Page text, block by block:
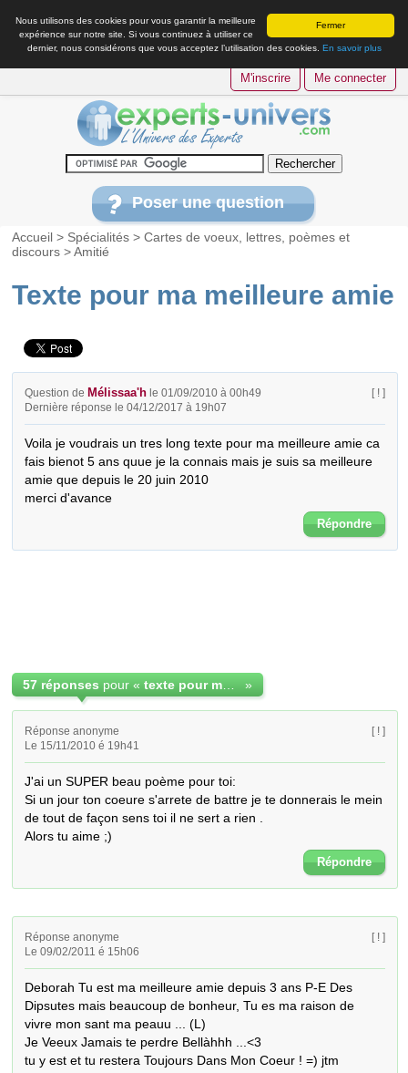
Fermer
Nous utilisons des cookies pour vous garantir la meilleure
expérience sur notre site. Si vous continuez à utiliser ce
dernier, nous considérons que vous acceptez l’utilisation des cookies. En savoir plus
M'inscrire Me connecter
Poser une question
Accueil > Spécialités >Cartes de voeux, lettres, poèmes et
discours >Amitié
Texte pour ma meilleure amie
Question de Mélissaa'h le 01/09/2010 à 00h49
Dernière réponse le 04/12/2017 à 19h07
[ ! ]
Voila je voudrais un tres long texte pour ma meilleure amie ca
fais bienot 5 ans quue je la connais mais je suis sa meilleure
amie que depuis le 20 juin 2010
merci d'avance
Répondre
57 réponses pour « »
Réponse anonyme
Le 15/11/2010 é 19h41
[ ! ]
J'ai un SUPER beau poème pour toi:
Si un jour ton coeure s'arrete de battre je te donnerais le mein
de tout de façon sens toi il ne sert a rien .
Alors tu aime ;)
Répondre
Réponse anonyme
Le 09/02/2011 é 15h06
[ ! ]
Deborah Tu est ma meilleure amie depuis 3 ans P-E Des
Dipsutes mais beaucoup de bonheur, Tu es ma raison de
vivre mon sant ma peauu ... (L)
Je Veeux Jamais te perdre Bellàhhh ...<3
tu y est et tu restera Toujours Dans Mon Coeur ! =) jtm